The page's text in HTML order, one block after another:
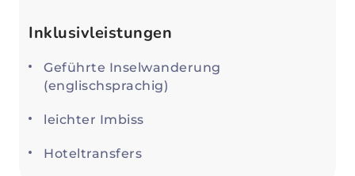
Inklusivleistungen
Geführte Inselwanderung
(englischsprachig)
leichter Imbiss
Hoteltransfers